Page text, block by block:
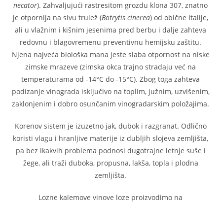
necator). Zahvaljujući rastresitom grozdu klona 307, znatno
je otpornija na sivu trulež (Botrytis cinerea) od obične Italije,
ali u vlažnim i kišnim jesenima pred berbu i dalje zahteva
redovnu i blagovremenu preventivnu hemijsku zaštitu.
Njena najveća biološka mana jeste slaba otpornost na niske
zimske mrazeve (zimska okca trajno stradaju već na
temperaturama od -14°C do -15°C). Zbog toga zahteva
podizanje vinograda isključivo na toplim, južnim, uzvišenim,
zaklonjenim i dobro osunčanim vinogradarskim položajima.
Korenov sistem je izuzetno jak, dubok i razgranat. Odlično
koristi vlagu i hranljive materije iz dubljih slojeva zemljišta,
pa bez ikakvih problema podnosi dugotrajne letnje suše i
žege, ali traži duboka, propusna, lakša, topla i plodna
zemljišta.
Lozne kalemove vinove loze proizvodimo na